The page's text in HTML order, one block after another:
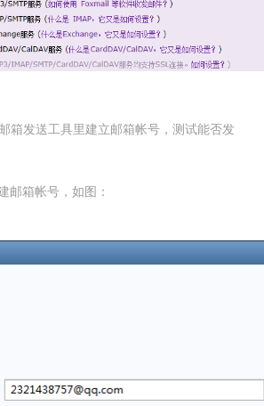
箱发送工具里建立邮箱帐号，测试能否发
箱帐号，如图：